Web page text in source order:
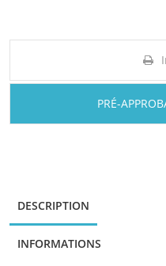
PRÉ-
DESCRIPTION
INFORMATIONS